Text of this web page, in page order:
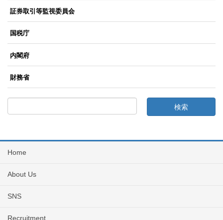
証券取引等監視委員会
国税庁
内閣府
財務省
Home
About Us
SNS
Recruitment